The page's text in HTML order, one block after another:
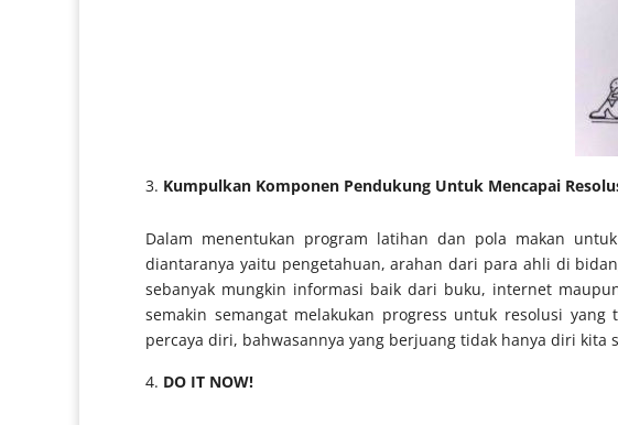
Kumpulkan Komponen Pendukung Untuk Mencapai
Dalam menentukan program latihan dan pola makan
diantaranya yaitu pengetahuan, arahan dari para ahli di
sebanyak mungkin informasi baik dari buku, internet
semakin semangat melakukan progress untuk resolusi
percaya diri, bahwasannya yang berjuang tidak hanya diri
DO IT NOW!